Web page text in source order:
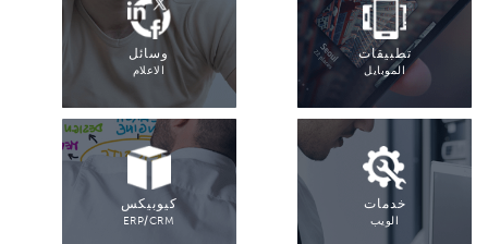
تطبيقات
الموبايل
وسائل
الاعلام
خدمات
الويب
كيوبيكس
ERP/CRM